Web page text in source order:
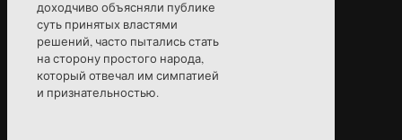
доходчиво объясняли публике
суть принятых властями
решений, часто пытались стать
на сторону простого народа,
который отвечал им симпатией
и признательностью.